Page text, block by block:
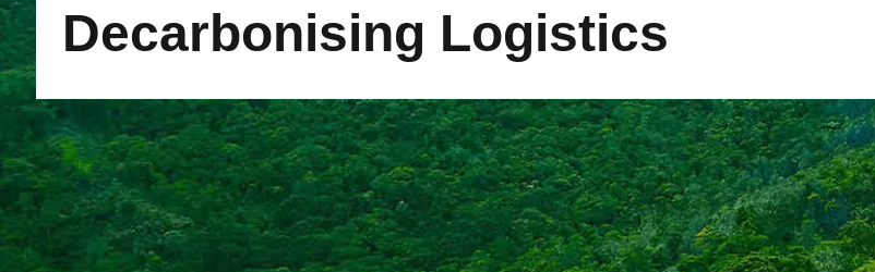
Decarbonising Logistics